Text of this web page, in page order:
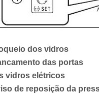
dos vidros
das portas
vidros elétricos
de reposição da